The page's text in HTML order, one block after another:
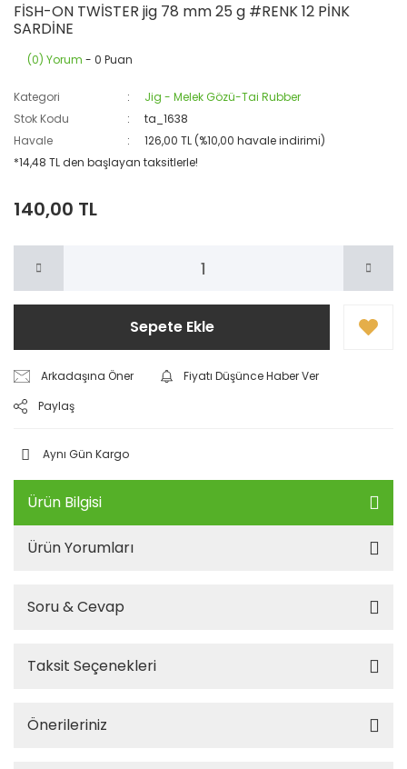
FİSH-ON TWİSTER jig 78 mm 25 g #RENK 12 PİNK
SARDİNE
(0) Yorum - 0 Puan
Kategori
Jig - Melek Gözü-Tai Rubber
Stok Kodu
ta_1638
Havale
126,00 TL (%10,00 havale indirimi)
*14,48 TL den başlayan taksitlerle!
140,00 TL
Sepete Ekle
Arkadaşına Öner
Fiyatı Düşünce Haber Ver
Paylaş
Aynı Gün Kargo
Ürün Bilgisi
Ürün Yorumları
Soru & Cevap
Taksit Seçenekleri
Önerileriniz